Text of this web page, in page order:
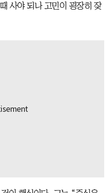
사야 되나 고민이 굉장히 잦